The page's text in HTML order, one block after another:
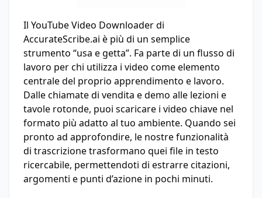
Il YouTube Video Downloader di
AccurateScribe.ai è più di un semplice
strumento “usa e getta”. Fa parte di un flusso di
lavoro per chi utilizza i video come elemento
centrale del proprio apprendimento e lavoro.
Dalle chiamate di vendita e demo alle lezioni e
tavole rotonde, puoi scaricare i video chiave nel
formato più adatto al tuo ambiente. Quando sei
pronto ad approfondire, le nostre funzionalità
di trascrizione trasformano quei file in testo
ricercabile, permettendoti di estrarre citazioni,
argomenti e punti d’azione in pochi minuti.